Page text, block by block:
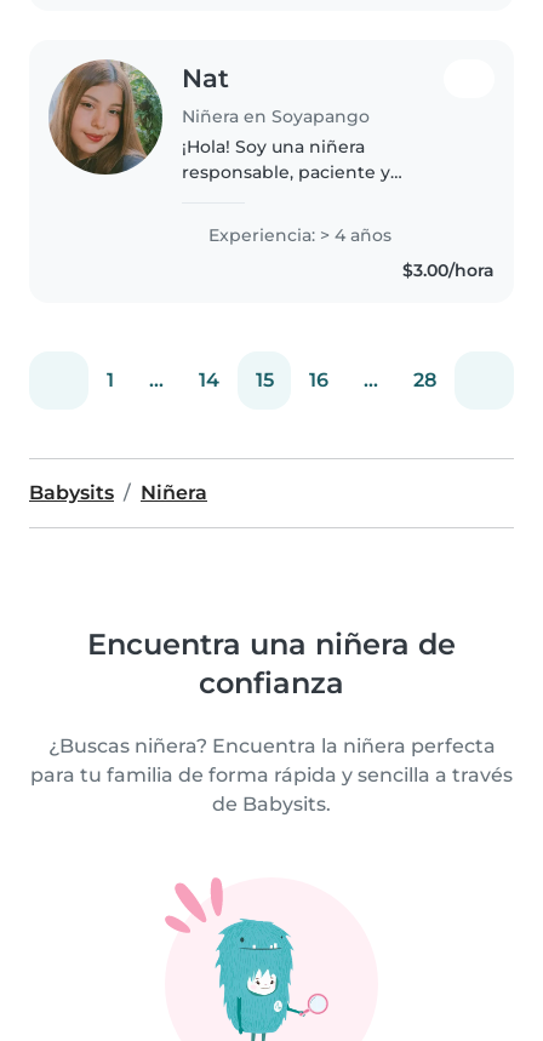
Nat
Niñera en Soyapango
¡Hola! Soy una niñera
responsable, paciente y
experiencia cuidando niños en
edad de preescolar y primaria.
Me encanta dibujar, hacer
Experiencia: > 4 años
$3.00/hora
1 ... 14 15 16 ... 28
Babysits Niñera
Encuentra una niñera de
confianza
¿Buscas niñera? Encuentra la niñera perfecta
para tu familia de forma rápida y sencilla a través
de Babysits.